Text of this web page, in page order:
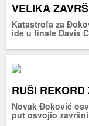
VELIKA
Katastrofa za
ide u finale Davis
RUŠI
Novak Đoković
put osvojio